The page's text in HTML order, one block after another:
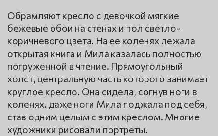
Обрамляют кресло с девочкой мягкие
бежевые обои на стенах и пол светло-
коричневого цвета. На ее коленях лежала
открытая книга и Мила казалась полностью
погруженной в чтение. Прямоугольный
холст, центральную часть которого занимает
круглое кресло. Она сидела, согнув ноги в
коленях. даже ноги Мила поджала под себя,
став одним целым с этим креслом. Многие
художники рисовали портреты.